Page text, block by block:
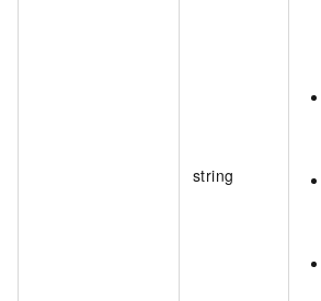
string